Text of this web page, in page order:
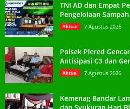
TNI AD dan Empat
Pengelolaan
Aktual 7 Agustus 2026
Polsek Plered
Antisipasi C3 dan
Aktual 7 Agustus 2026
Kemenag Bandar